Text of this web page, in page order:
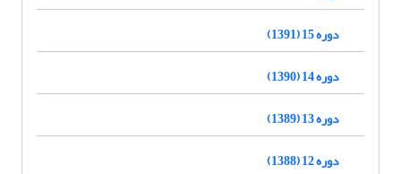
دوره 15 (1391)
دوره 14 (1390)
دوره 13 (1389)
دوره 12 (1388)